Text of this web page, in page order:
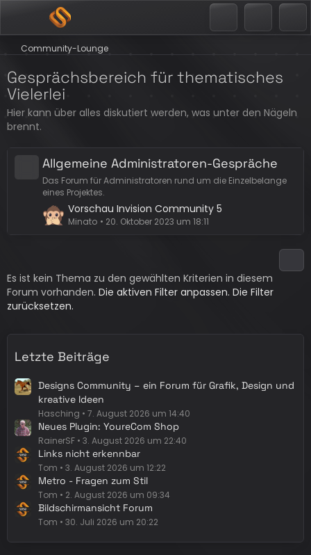
Community-Lounge
Gesprächsbereich für thematisches
Vielerlei
Hier kann über alles diskutiert werden, was unter den Nägeln
brennt.
Allgemeine Administratoren-Gespräche
Das Forum für Administratoren rund um die Einzelbelange
eines Projektes.
L
e
e
B
e
ä
e
Vorschau Invision Community 5
Minato 20. Oktober 2023 um 18:11
Es ist kein Thema zu den gewählten Kriterien in diesem
Forum vorhanden. Die aktiven Filter anpassen. Die Filter
zurücksetzen.
Letzte Beiträge
Designs Community – ein Forum für Grafik, Design und
kreative Ideen
Hasching 7. August 2026 um 14:40
Neues Plugin: YoureCom Shop
RainerSF 3. August 2026 um 22:40
Links nicht erkennbar
Tom 3. August 2026 um 12:22
Metro - Fragen zum Stil
Tom 2. August 2026 um 09:34
Bildschirmansicht Forum
Tom 30. Juli 2026 um 20:22